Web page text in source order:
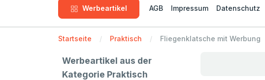
Werbeartikel AGB Impressum Datenschutz
Startseite Praktisch Fliegenklatsche mit Werbung
Werbeartikel aus der
Kategorie Praktisch